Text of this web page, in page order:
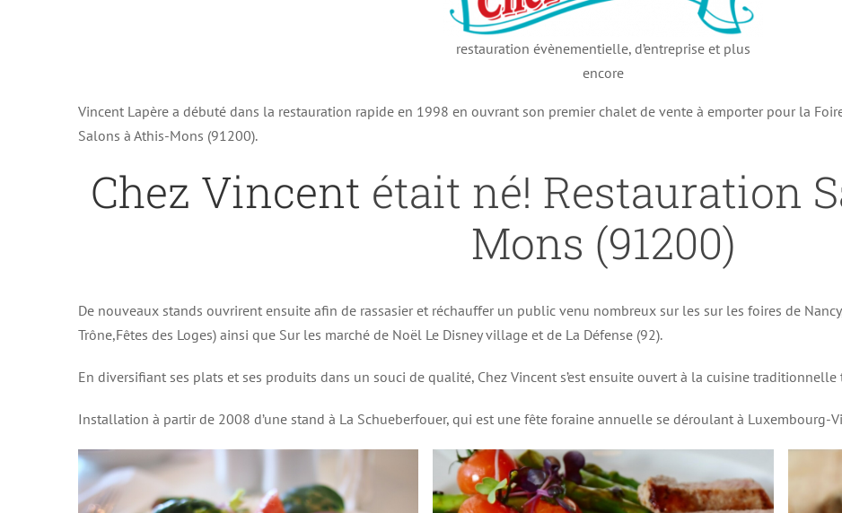
restauration évènementielle, d’entreprise et plus
encore
Vincent Lapère a débuté dans la restauration rapide en 1998 en ouvrant son premier chalet de vente à emporter pour la
Salons à Athis-Mons (91200).
Chez Vincent était né! Restauration
Mons (91200)
De nouveaux stands ouvrirent ensuite afin de rassasier et réchauffer un public venu nombreux sur les sur les foires de
Trône,Fêtes des Loges) ainsi que Sur les marché de Noël Le Disney village et de La Défense (92).
En diversifiant ses plats et ses produits dans un souci de qualité, Chez Vincent s’est ensuite ouvert à la cuisine
Installation à partir de 2008 d’une stand à La Schueberfouer, qui est une fête foraine annuelle se déroulant à Luxembourg-